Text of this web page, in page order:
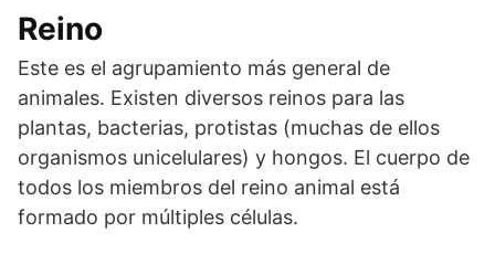
Reino
Este es el agrupamiento más general de
animales. Existen diversos reinos para las
plantas, bacterias, protistas (muchas de ellos
organismos unicelulares) y hongos. El cuerpo de
todos los miembros del reino animal está
formado por múltiples células.